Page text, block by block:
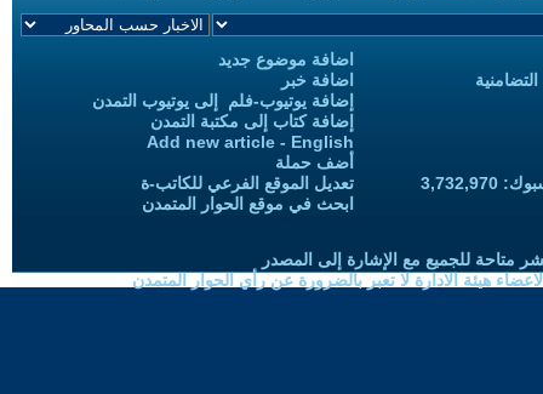
اضافة موضوع جديد
اضافة خبر
إضافة يوتيوب-فلم إلى يوتيوب التمدن
إضافة كتاب إلى مكتبة التمدن
Add new article - English
أضف حملة
تعديل الموقع الفرعي للكاتب-ة
ابحث في موقع الحوار المتمدن
متاحة للجميع مع الإشارة إلى المصدر
هيئة الادارة لا تعبر بالضرورة عن رأي الحوار المتمدن